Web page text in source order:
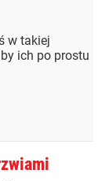
w takiej
ich po prostu